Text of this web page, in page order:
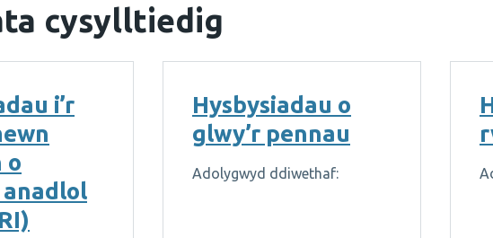
cysylltiedig
i’r
o
Hysbysiadau o
glwy’r pennau
Adolygwyd ddiwethaf: